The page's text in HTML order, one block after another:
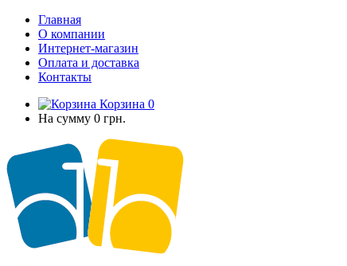
Главная
О компании
Интернет-магазин
Оплата и доставка
Контакты
Корзина 0
На сумму 0 грн.